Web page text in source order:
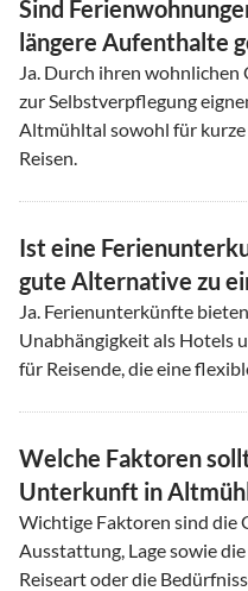
Sind
längere Aufenthalte
Ja. Durch ihren
zur Selbstverpflegung
Altmühltal sowohl für
Reisen.
Ist eine
gute Alternative zu
Ja. Ferienunterkünfte
Unabhängigkeit als Hotels
für Reisende, die eine
Welche Faktoren
Unterkunft in
Wichtige Faktoren sind die
Ausstattung, Lage sowie
Reiseart oder die